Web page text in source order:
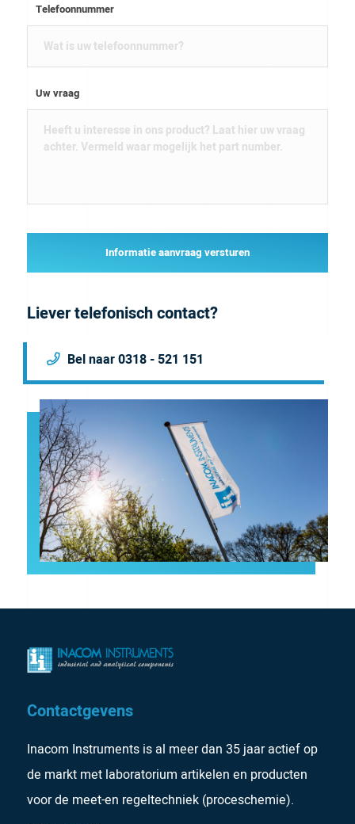
Telefoonnummer
Uw vraag
Informatie aanvraag versturen
Liever telefonisch contact?
Bel naar 0318 - 521 151
Contactgevens
Inacom Instruments is al meer dan 35 jaar actief op
de markt met laboratorium artikelen en producten
voor de meet-en regeltechniek (proceschemie).